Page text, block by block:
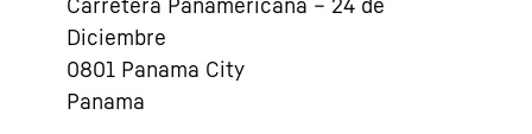
Diciembre
0801 Panama City
Panama